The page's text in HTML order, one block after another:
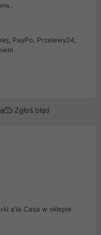
PayPo, Przelewy24,
Zgłoś błąd